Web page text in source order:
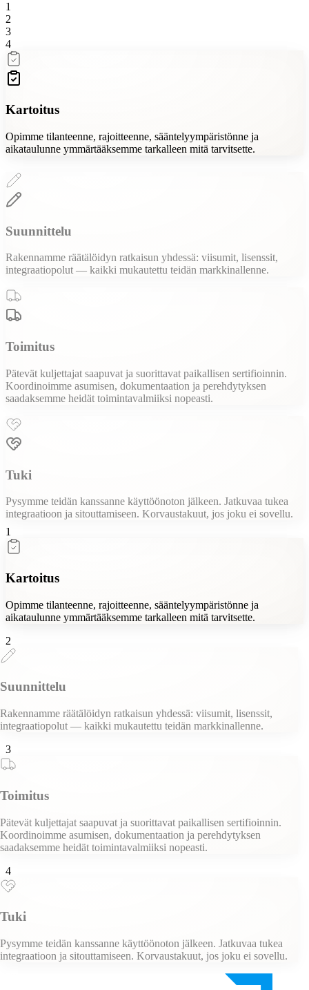
1
2
3
4
Kartoitus
Opimme tilanteenne, rajoitteenne, sääntelyympäristönne ja
aikataulunne ymmärtääksemme tarkalleen mitä tarvitsette.
Suunnittelu
Rakennamme räätälöidyn ratkaisun yhdessä: viisumit, lisenssit,
integraatiopolut — kaikki mukautettu teidän markkinallenne.
Toimitus
Pätevät kuljettajat saapuvat ja suorittavat paikallisen sertifioinnin.
Koordinoimme asumisen, dokumentaation ja perehdytyksen
saadaksemme heidät toimintavalmiiksi nopeasti.
Tuki
Pysymme teidän kanssanne käyttöönoton jälkeen. Jatkuvaa tukea
integraatioon ja sitouttamiseen. Korvaustakuut, jos joku ei sovellu.
1
Kartoitus
Opimme tilanteenne, rajoitteenne, sääntelyympäristönne ja
aikataulunne ymmärtääksemme tarkalleen mitä tarvitsette.
2
Suunnittelu
Rakennamme räätälöidyn ratkaisun yhdessä: viisumit, lisenssit,
integraatiopolut — kaikki mukautettu teidän markkinallenne.
3
Toimitus
Pätevät kuljettajat saapuvat ja suorittavat paikallisen sertifioinnin.
Koordinoimme asumisen, dokumentaation ja perehdytyksen
saadaksemme heidät toimintavalmiiksi nopeasti.
4
Tuki
Pysymme teidän kanssanne käyttöönoton jälkeen. Jatkuvaa tukea
integraatioon ja sitouttamiseen. Korvaustakuut, jos joku ei sovellu.